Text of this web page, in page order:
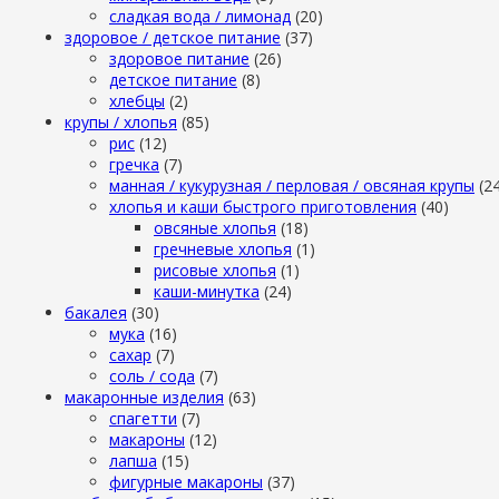
сладкая вода / лимонад (20)
здоровое / детское питание (37)
здоровое питание (26)
детское питание (8)
хлебцы (2)
крупы / хлопья (85)
рис (12)
гречка (7)
манная / кукурузная / перловая / овсяная крупы
хлопья и каши быстрого приготовления (40)
овсяные хлопья (18)
гречневые хлопья (1)
рисовые хлопья (1)
каши-минутка (24)
бакалея (30)
мука (16)
сахар (7)
cоль / cода (7)
макаронные изделия (63)
cпагетти (7)
макароны (12)
лапша (15)
фигурные макароны (37)